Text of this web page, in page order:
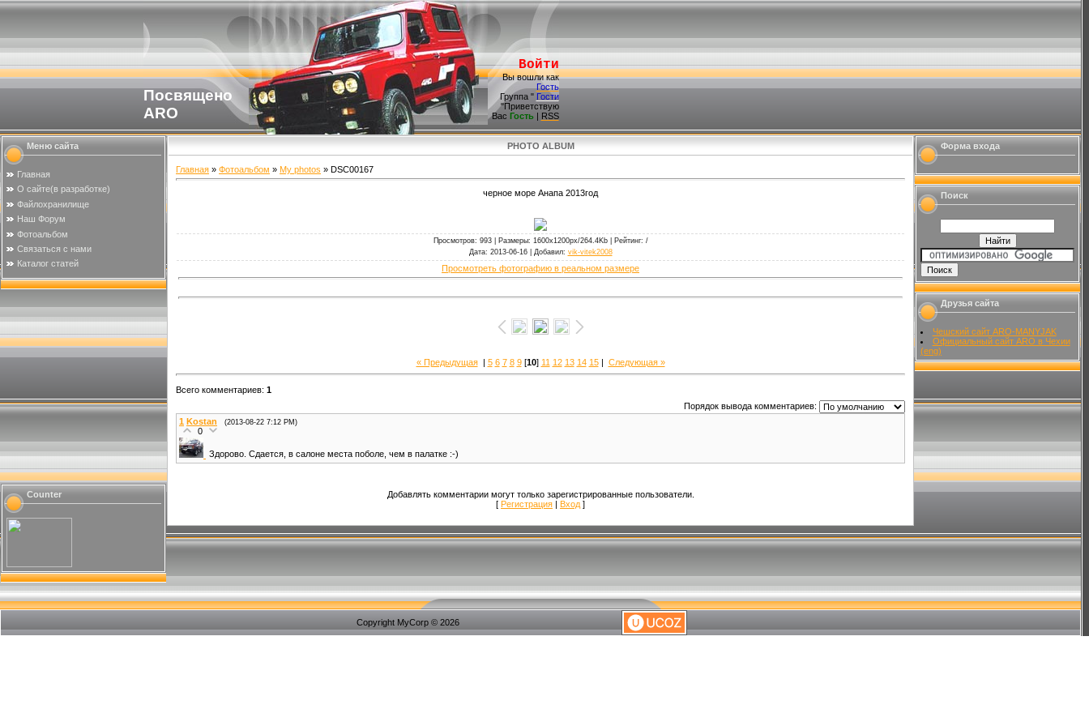
Посвящено
ARO
Войти
Вы вошли как
Гость
Группа " Гости
"Приветствую
Вас Гость| RSS
Меню сайта
Главная
О сайте(в разработке)
Файлохранилище
Наш Форум
Фотоальбом
Связаться с нами
Каталог статей
Counter
PHOTO ALBUM
Главная » Фотоальбом » My photos » DSC00167
черное море Анапа 2013год
Просмотров: 993 | Размеры: 1600x1200px/264.4Kb | Рейтинг: /
Дата: 2013-06-16 | Добавил: vik-vitek2008
Просмотреть фотографию в реальном размере
« Предыдущая| 5 6 7 8 9[10] 11 12 13 14 15| Следующая »
Всего комментариев: 1
Порядок вывода комментариев:
1 Kostan (2013-08-22 7:12 PM)
0
Здорово. Сдается, в салоне места поболе, чем в палатке :-)
Добавлять комментарии могут только зарегистрированные пользователи.
[ Регистрация Вход ]
Форма входа
Поиск
Друзья сайта
Чешский сайт ARO-MANYJAK
Официальный сайт ARO в Чехии
(eng)
Copyright MyCorp © 2026